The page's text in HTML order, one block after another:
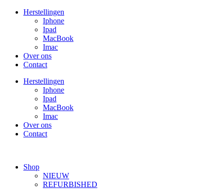
Herstellingen
Iphone
Ipad
MacBook
Imac
Over ons
Contact
Herstellingen
Iphone
Ipad
MacBook
Imac
Over ons
Contact
Shop
NIEUW
REFURBISHED